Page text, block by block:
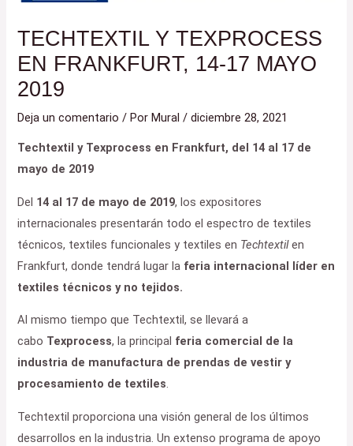
TECHTEXTIL Y TEXPROCESS
EN FRANKFURT, 14-17 MAYO
2019
Deja un comentario / PorMural/diciembre 28, 2021
Techtextil y Texprocess en Frankfurt, del 14 al 17 de
mayo de 2019
Del 14 al 17 de mayo de 2019, los expositores
internacionales presentarán todo el espectro de textiles
técnicos, textiles funcionales y textiles en Techtextilen
Frankfurt, donde tendrá lugar la feria internacional líder en
textiles técnicos y no tejidos.
Al mismo tiempo que Techtextil, se llevará a
cabo Texprocess, la principal feria comercial de la
industria de manufactura de prendas de vestir y
procesamiento de textiles.
Techtextil proporciona una visión general de los últimos
desarrollos en la industria. Un extenso programa de apoyo